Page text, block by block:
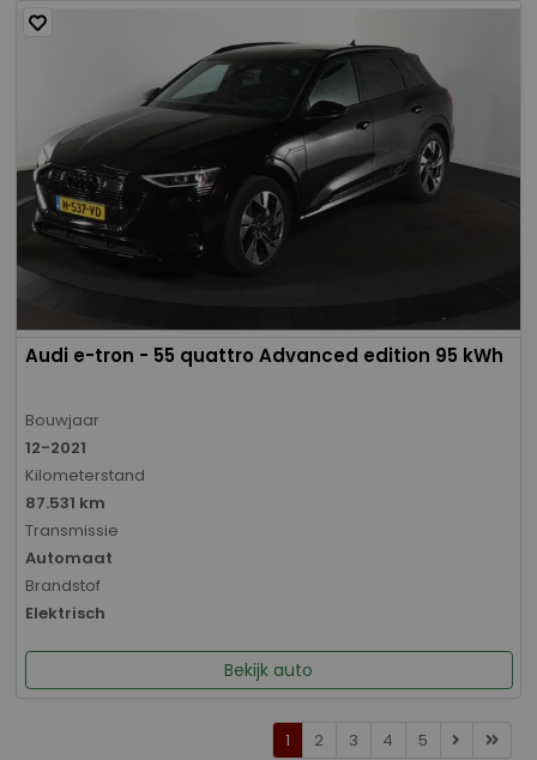
Audi e-tron - 55 quattro Advanced edition 95 kWh
Bouwjaar
12-2021
Kilometerstand
87.531 km
Transmissie
Automaat
Brandstof
Elektrisch
Bekijk auto
1 2 3 4 5